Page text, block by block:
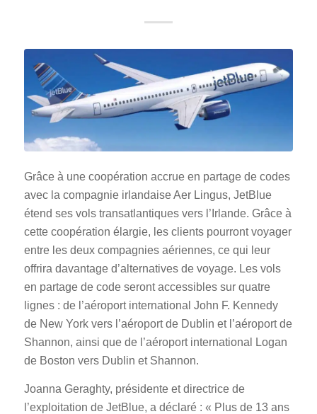
Grâce à une coopération accrue en partage de codes
avec la compagnie irlandaise Aer Lingus, JetBlue
étend ses vols transatlantiques vers l’Irlande. Grâce à
cette coopération élargie, les clients pourront voyager
entre les deux compagnies aériennes, ce qui leur
offrira davantage d’alternatives de voyage. Les vols
en partage de code seront accessibles sur quatre
lignes : de l’aéroport international John F. Kennedy
de New York vers l’aéroport de Dublin et l’aéroport de
Shannon, ainsi que de l’aéroport international Logan
de Boston vers Dublin et Shannon.
Joanna Geraghty, présidente et directrice de
l’exploitation de JetBlue, a déclaré : « Plus de 13 ans